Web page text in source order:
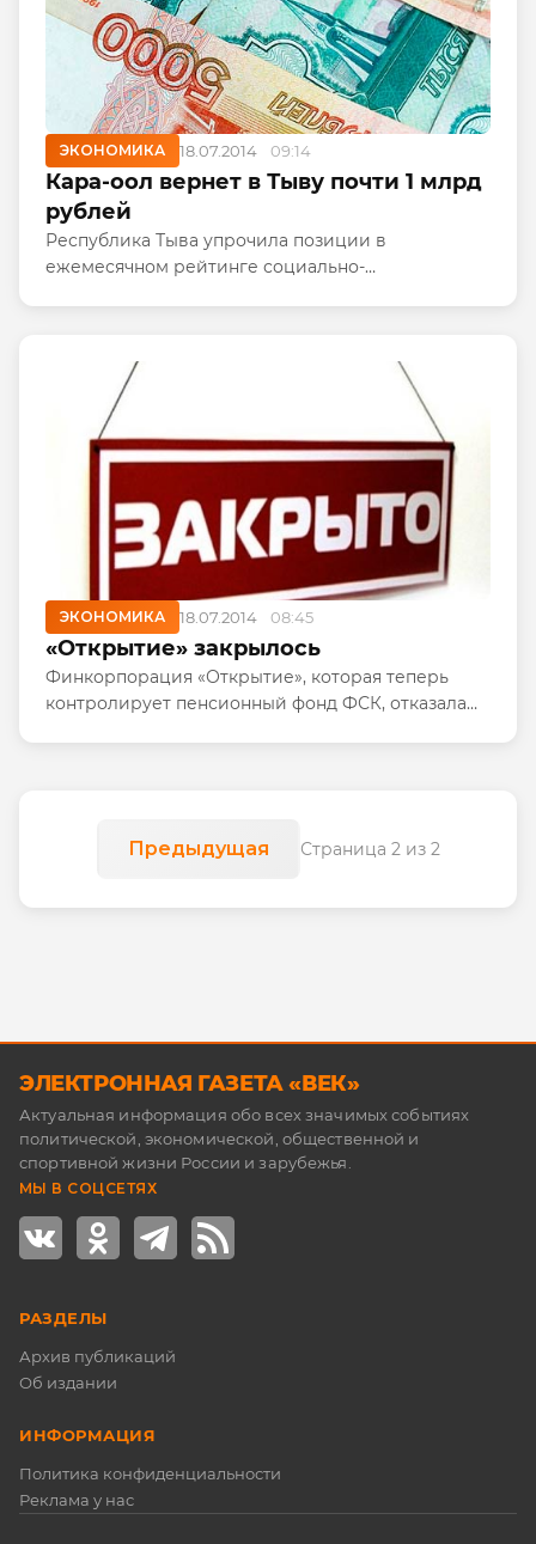
ЭКОНОМИКА 18.07.2014 09:14
Кара-оол вернет в Тыву почти 1 млрд
рублей
Республика Тыва упрочила позиции в
ежемесячном рейтинге социально-
регионов с...
ЭКОНОМИКА 18.07.2014 08:45
«Открытие» закрылось
Финкорпорация «Открытие», которая теперь
контролирует пенсионный фонд ФСК, отказала
Предыдущая Страница 2 из 2
ЭЛЕКТРОННАЯ ГАЗЕТА «ВЕК»
Актуальная информация обо всех значимых событиях
политической, экономической, общественной и
спортивной жизни России и зарубежья.
МЫ В СОЦСЕТЯХ
РАЗДЕЛЫ
Архив публикаций
Об издании
ИНФОРМАЦИЯ
Политика конфиденциальности
Реклама у нас